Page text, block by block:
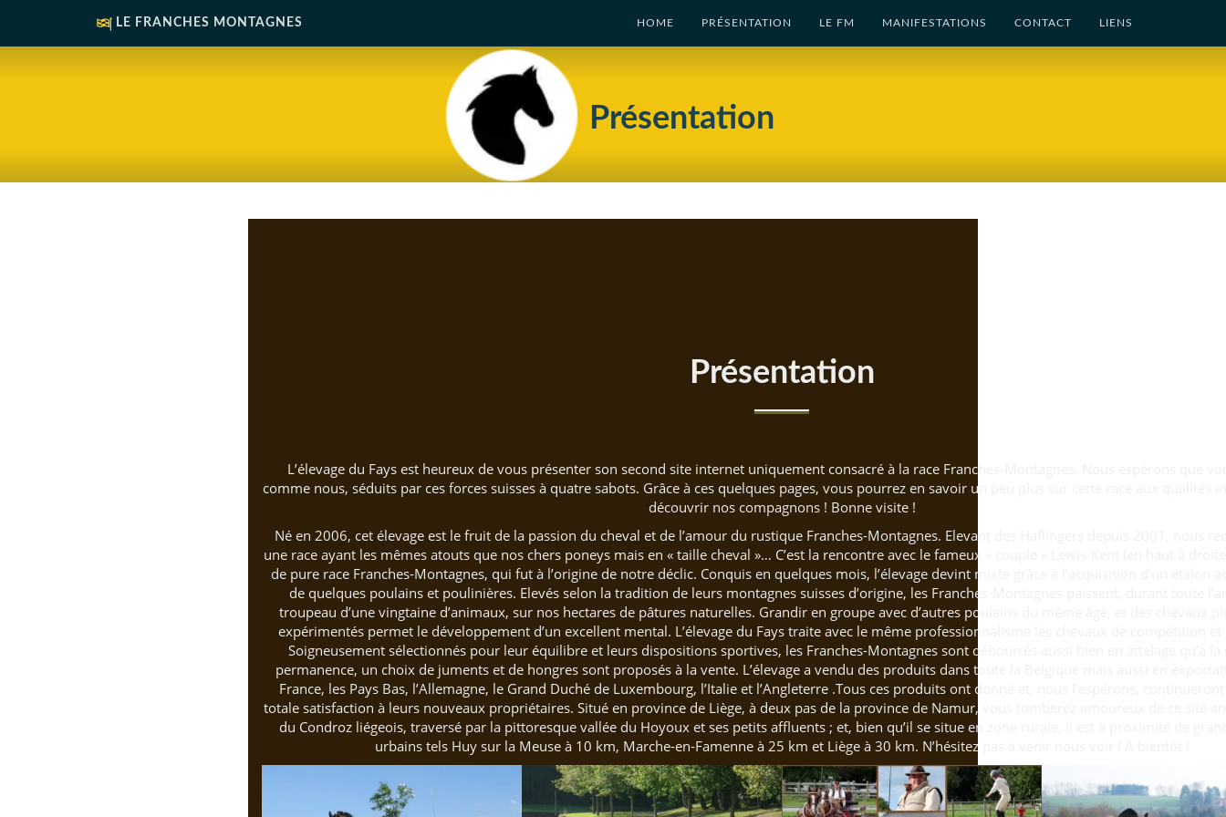
LE FRANCHES MONTAGNES HOME PRÉSENTATION LE FM MANIFESTATIONS CONTACT LIENS
Présentation
Présentation
L’élevage du Fays est heureux de vous présenter son second site internet uniquement consacré à la race Franches-Montagnes. Nous espérons que
comme nous, séduits par ces forces suisses à quatre sabots. Grâce à ces quelques pages, vous pourrez en savoir un peu plus sur cette race aux qualités
découvrir nos compagnons ! Bonne visite !
Né en 2006, cet élevage est le fruit de la passion du cheval et de l’amour du rustique Franches-Montagnes. Elevant des Haflingers depuis 2001, nous
une race ayant les mêmes atouts que nos chers poneys mais en « taille cheval »… C’est la rencontre avec le fameux « couple » Lewis-Kent (en haut à
de pure race Franches-Montagnes, qui fut à l’origine de notre déclic. Conquis en quelques mois, l’élevage devint mixte grâce à l’acquisition d’un étalon
de quelques poulains et poulinières. Elevés selon la tradition de leurs montagnes suisses d’origine, les Franches-Montagnes paissent, durant toute
troupeau d’une vingtaine d’animaux, sur nos hectares de pâtures naturelles. Grandir en groupe avec d’autres poulains du même âge, et des chevaux
expérimentés permet le développement d’un excellent mental. L’élevage du Fays traite avec le même professionnalisme les chevaux de compétition
Soigneusement sélectionnés pour leur équilibre et leurs dispositions sportives, les Franches-Montagnes sont débourrés aussi bien en attelage qu’à la
permanence, un choix de juments et de hongres sont proposés à la vente. L’élevage a vendu des produits dans toute la Belgique mais aussi en
France, les Pays Bas, l’Allemagne, le Grand Duché de Luxembourg, l’Italie et l’Angleterre .Tous ces produits ont donné et, nous l’espérons,
totale satisfaction à leurs nouveaux propriétaires. Situé en province de Liège, à deux pas de la province de Namur, vous tomberez amoureux de ce site
du Condroz liégeois, traversé par la pittoresque vallée du Hoyoux et ses petits affluents ; et, bien qu’il se situe en zone rurale, il est à proximité de
urbains tels Huy sur la Meuse à 10 km, Marche-en-Famenne à 25 km et Liège à 30 km. N’hésitez pas à venir nous voir ! A bientôt !